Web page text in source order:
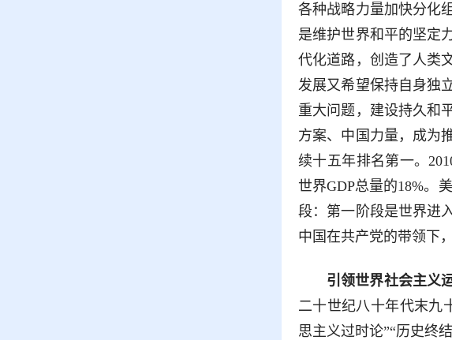
各种战略力量加快分化
是维护世界和平的坚定
代化道路，创造了人类
发展又希望保持自身独
重大问题，建设持久和
方案、中国力量，成为
续十五年排名第一。
世界GDP总量的18%。
段：第一阶段是世界进
中国在共产党的带领下
引领世界社会主义
二十世纪八十年代末九
思主义过时论”“历史终